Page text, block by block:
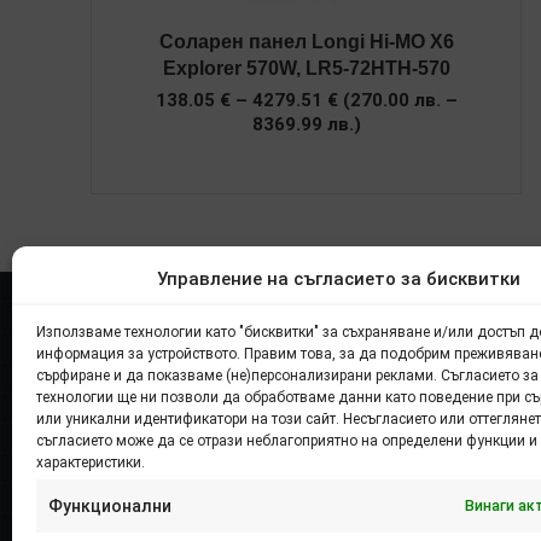
Управление на съгласието за бисквитки
Използваме технологии като "бисквитки" за съхраняване и/или достъп
информация за устройството. Правим това, за да подобрим
сърфиране и да показваме (не)персонализирани реклами. Съгласието за
технологии ще ни позволи да обработваме данни като поведение при
или уникални идентификатори на този сайт. Несъгласието или
съгласието може да се отрази неблагоприятно на определени функции и
характеристики.
Функционални Винаги
Соларен панел Longi Hi-MO X6
Explorer 570W, LR5-72HTH-570
138.05 € – 4279.51 €Price
range:
(270.00 лв. –
8369.99 лв.)
Финансирано от ЕС
Разработването на онлайн магазина е
финансирано от Европейския съюз –
NextGenerationEU в изпълнение на проект № BG-
RRP-3.005-2305, по процедура BG-RRP-3.005
„Решения в областта на информационните и